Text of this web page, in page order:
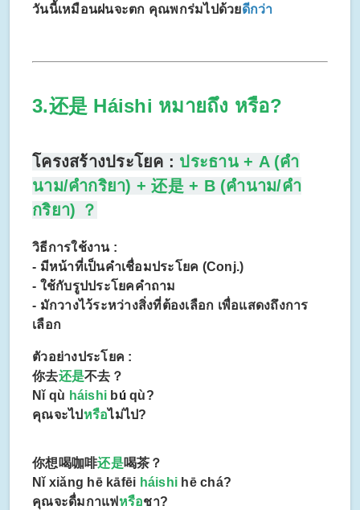
วันนี้เหมือนฝนจะตก คุณพกร่มไปด้วยดีกว่า
3.还是 Háishi หมายถึง หรือ?
โครงสร้างประโยค : ประธาน + A (คำ
นาม/คำกริยา) + 还是 + B (คำนาม/คำ
กริยา) ？
วิธีการใช้งาน :
- มีหน้าที่เป็นคำเชื่อมประโยค (Conj.)
- ใช้กับรูปประโยคคำถาม
- มักวางไว้ระหว่างสิ่งที่ต้องเลือก เพื่อแสดงถึงการ
เลือก
ตัวอย่างประโยค :
你去还是不去？
Nǐ qù háishi búqù?
คุณจะไป หรือไม่ไป?
你想喝咖啡还是喝茶？
Nǐ xiǎng hē kāfēi háishi hē chá?
คุณจะดื่มกาแฟ หรือชา?